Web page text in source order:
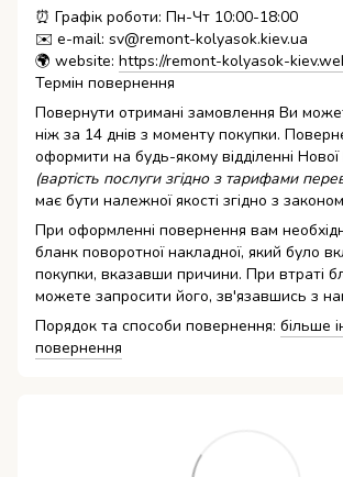
⏰ Графік роботи: Пн-Чт 10:00-18:00
✉️ e-mail: sv@remont-kolyasok.kiev.ua
🌍 website: https://remont-kolyasok-
Термін повернення
Повернути отримані замовлення Ви
ніж за 14 днів з моменту покупки.
оформити на будь-якому відділенні
(вартість послуги згідно з тарифами
має бути належної якості згідно з
При оформленні повернення вам
бланк поворотної накладної, який було
покупки, вказавши причини. При втраті
можете запросити його, зв'язавшись з
Порядок та способи повернення: більше
повернення